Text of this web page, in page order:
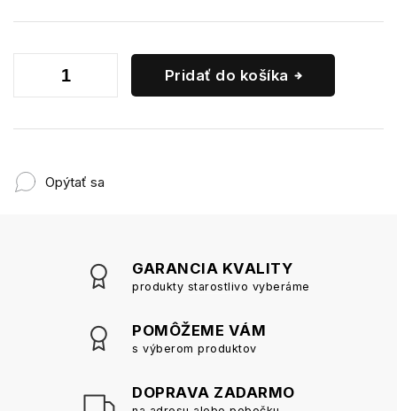
Pridať do košíka
Opýtať sa
GARANCIA KVALITY
produkty starostlivo vyberáme
POMÔŽEME VÁM
s výberom produktov
DOPRAVA ZADARMO